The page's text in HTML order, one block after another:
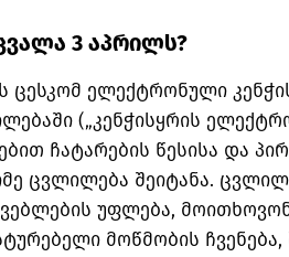
3 აპრილს?
ცესკომ ელექტრონული
(„კენჭისყრის
ჩატარების წესისა და
ცვლილება შეიტანა.
უფლება,
მოწმობის